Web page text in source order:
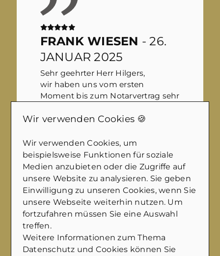
FRANK WIESEN - 26.
JANUAR 2025
Sehr geehrter Herr Hilgers,
wir haben uns vom ersten
Moment bis zum Notarvertrag sehr
und Ihr freundliches Team haben
reagiert.
Ihre professionelle
Vermarktungsstratgie ( Bilder,
Luftbilder per Drohne, Videos usw)
hat uns, aber offensichtlich auch
den Käufern, sehr gefallen.
Ihr Team.
Wir verwenden Cookies 🍪
Wir verwenden Cookies, um
beispielsweise Funktionen für soziale
Medien anzubieten oder die Zugriffe auf
unsere Website zu analysieren. Sie geben
Einwilligung zu unseren Cookies, wenn Sie
unsere Webseite weiterhin nutzen. Um
fortzufahren müssen Sie eine Auswahl
treffen.
Weitere Informationen zum Thema
Datenschutz und Cookies können Sie